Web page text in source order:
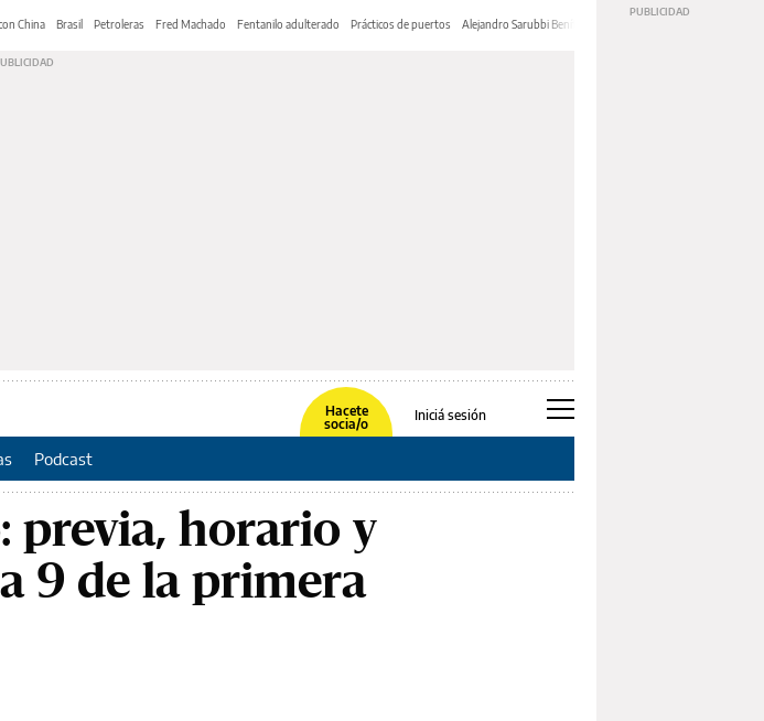
China Brasil Petroleras Fred Machado Fentanilo adulterado Prácticos de puertos Alejandro Sarubbi Benítez
Hacete
socia/o
Iniciá sesión
Podcast
previa, horario y
9 de la primera